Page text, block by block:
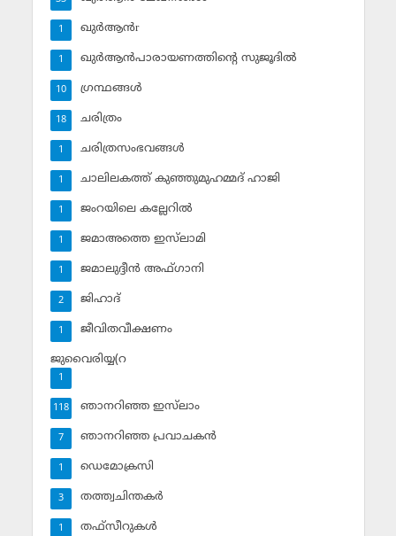
ഖുര്‍ആന്‍r
1
ഖുര്‍ആന്‍പാരായണത്തിന്റെ സുജൂദില്‍
1
ഗ്രന്ഥങ്ങള്‍
10
ചരിത്രം
18
ചരിത്രസംഭവങ്ങള്‍
1
ചാലിലകത്ത് കുഞ്ഞുമുഹമ്മദ് ഹാജി
1
ജംറയിലെ കല്ലേറില്‍
1
ജമാഅത്തെ ഇസ്‌ലാമി
1
ജമാലുദ്ദീന്‍ അഫ്ഗാനി
1
ജിഹാദ്‌
2
ജീവിതവീക്ഷണം
1
ജുവൈരിയ്യ(റ
1
ഞാനറിഞ്ഞ ഇസ്‌ലാം
118
ഞാനറിഞ്ഞ പ്രവാചകന്‍
7
ഡെമോക്രസി
1
തത്ത്വചിന്തകര്‍
3
തഫ്‌സീറുകള്‍
1